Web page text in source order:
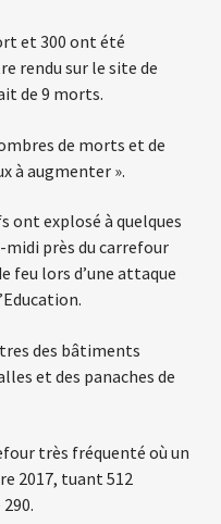
et 300 ont été
rendu sur le site de
de 9 morts.
de morts et de
à augmenter ».
ont explosé à quelques
midi près du carrefour
feu lors d’une attaque
des bâtiments
et des panaches de
très fréquenté où un
2017, tuant 512